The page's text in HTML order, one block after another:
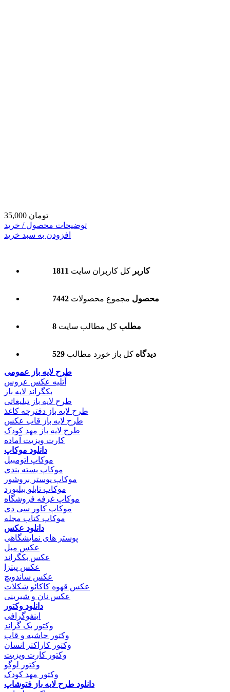
35,000 تومان
توضیحات محصول / خرید
افزودن به سبد خرید
1811 کاربر کل کاربران سایت
7442 محصول مجموع محصولات
8 مطلب کل مطالب سایت
529 دیدگاه کل باز خورد مطالب
طرح لایه باز عمومی
آتلیه عکس عروس
بکگراند لایه باز
طرح لایه باز تبلیغاتی
طرح لایه باز دفترچه کاغذ
طرح لایه باز قاب عکس
طرح لایه باز مهد کودک
کارت ویزیت آماده
دانلود موکاپ
موکاپ اتومبیل
موکاپ بسته بندی
موکاپ پوستر بروشور
موکاپ تابلو بیلبورد
موکاپ غرفه فروشگاه
موکاپ کاور سی دی
موکاپ کتاب مجله
دانلود عکس
پوستر های نمایشگاهی
عکس مبل
عکس بکگراند
عکس پیتزا
عکس ساندویچ
عکس قهوه کاکائو شکلات
عکس نان و شیرینی
دانلود وکتور
اینفوگرافی
وکتور بک گراند
وکتور حاشیه و قاب
وکتور کاراکتر انسان
وکتور کارت ویزیت
وکتور لوگو
وکتور مهد کودک
دانلود طرح لایه باز فتوشاپ